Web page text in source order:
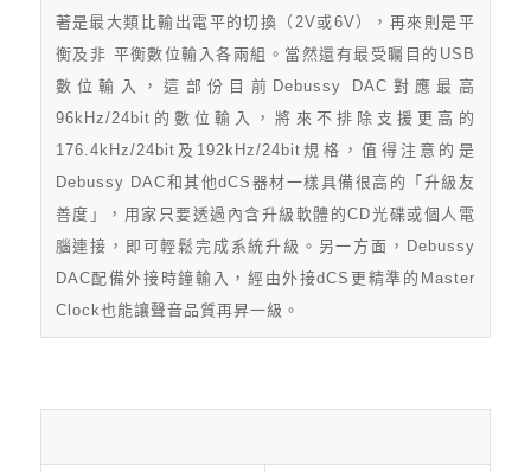
著是最大類比輸出電平的切換（2V或6V），再來則是平
衡及非 平衡數位輸入各兩組。當然還有最受矚目的USB
數位輸入，這部份目前Debussy DAC對應最高
96kHz/24bit的數位輸入，將來不排除支援更高的
176.4kHz/24bit及192kHz/24bit規格，值得注意的是
Debussy DAC和其他dCS器材一樣具備很高的「升級友
善度」，用家只要透過內含升級軟體的CD光碟或個人電
腦連接，即可輕鬆完成系統升級。另一方面，Debussy
DAC配備外接時鐘輸入，經由外接dCS更精準的Master
Clock也能讓聲音品質再昇一級。